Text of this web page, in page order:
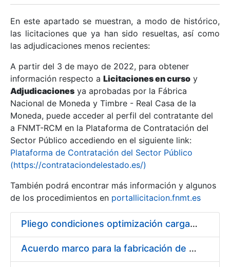
Mostrar/Ocultar
Mostrar/Ocultar
En este apartado se muestran, a modo de histórico,
las licitaciones que ya han sido resueltas, así como
las adjudicaciones menos recientes:
A partir del 3 de mayo de 2022, para obtener
información respecto a Licitaciones en curso y
Adjudicaciones ya aprobadas por la Fábrica
Nacional de Moneda y Timbre - Real Casa de la
Moneda, puede acceder al perfil del contratante del
a FNMT-RCM en la Plataforma de Contratación del
Sector Público accediendo en el siguiente link:
Plataforma de Contratación del Sector Público
(https://contrataciondelestado.es/)
También podrá encontrar más información y algunos
de los procedimientos en portallicitacion.fnmt.es
Pliego condiciones optimización cargas compras firmado
Acuerdo marco para la fabricación de piezas